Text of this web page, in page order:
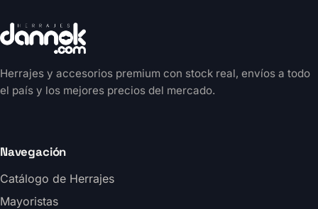
Herrajes y accesorios premium con stock real, envíos a todo
el país y los mejores precios del mercado.
Navegación
Catálogo de Herrajes
Mayoristas